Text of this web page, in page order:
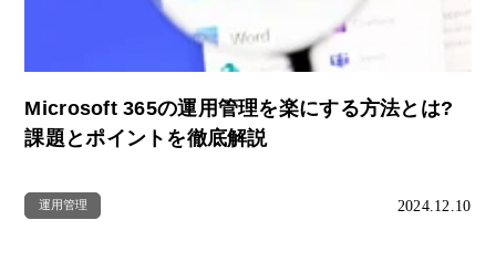
Microsoft 365の運用管理を楽にする方法とは?
課題とポイントを徹底解説
運用管理 2024.12.10